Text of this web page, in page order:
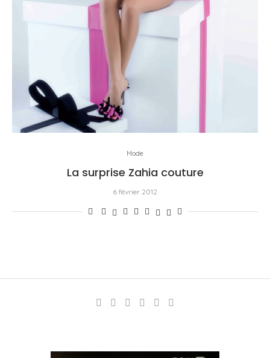
Mode
La surprise Zahia couture
6 février 2012